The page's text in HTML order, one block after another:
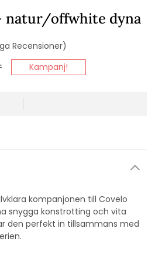
natur/offwhite dyna
Recensioner)
Kampanj!
kompanjonen till Covelo
snygga konstrotting och vita
den perfekt in tillsammans med